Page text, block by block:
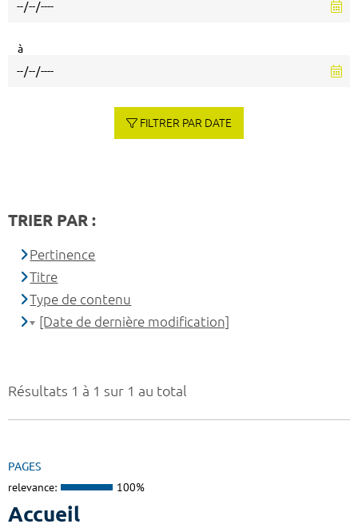
Résultats 1 à 1 sur 1 au total
PAGES
relevance: 100%
Accueil
à
FILTRER PAR DATE
TRIER PAR :
Pertinence
Titre
Type de contenu
[Date de dernière modification]